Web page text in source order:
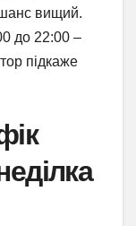
шанс вищий.
до 22:00 –
підкаже